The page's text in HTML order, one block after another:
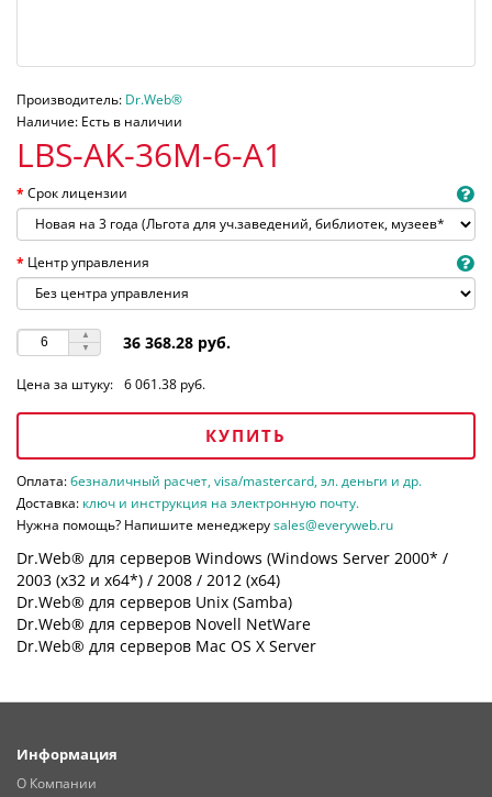
Производитель: Dr.Web®
Наличие: Есть в наличии
LBS-AK-36M-6-A1
Срок лицензии
Центр управления
36 368.28 руб.
Цена за штуку: 6 061.38 руб.
КУПИТЬ
Оплата:безналичный расчет, visa/mastercard, эл. деньги и др.
Доставка: ключ и инструкция на электронную почту.
Нужна помощь? Напишите менеджеруsales@everyweb.ru
Dr.Web® для серверов Windows (Windows Server 2000* /
2003 (х32 и х64*) / 2008 / 2012 (х64)
Dr.Web® для серверов Unix (Samba)
Dr.Web® для серверов Novell NetWare
Dr.Web® для серверов Mac OS X Server
Информация
О Компании